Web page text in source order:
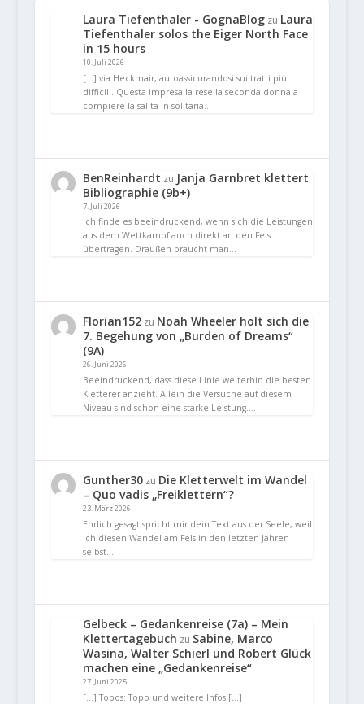
Laura Tiefenthaler - GognaBlogzu Laura
Tiefenthaler solos the Eiger North Face
in 15 hours
10. Juli 2026
[…] via Heckmair, autoassicurandosi sui tratti più
difficili. Questa impresa la rese la seconda donna a
compiere la salita in solitaria…
BenReinhardt zu Janja Garnbret klettert
Bibliographie (9b+)
7. Juli 2026
Ich finde es beeindruckend, wenn sich die Leistungen
aus dem Wettkampf auch direkt an den Fels
übertragen. Draußen braucht man…
Florian152zu Noah Wheeler holt sich die
7. Begehung von „Burden of Dreams“
(9A)
26. Juni 2026
Beeindruckend, dass diese Linie weiterhin die besten
Kletterer anzieht. Allein die Versuche auf diesem
Niveau sind schon eine starke Leistung.…
Gunther30zu Die Kletterwelt im Wandel
– Quo vadis „Freiklettern“?
23. März 2026
Ehrlich gesagt spricht mir dein Text aus der Seele, weil
ich diesen Wandel am Fels in den letzten Jahren
selbst…
Gelbeck – Gedankenreise (7a) – Mein
Klettertagebuch zu Sabine, Marco
Wasina, Walter Schierl und Robert Glück
machen eine „Gedankenreise“
27. Juni 2025
[…] Topos: Topo und weitere Infos […]